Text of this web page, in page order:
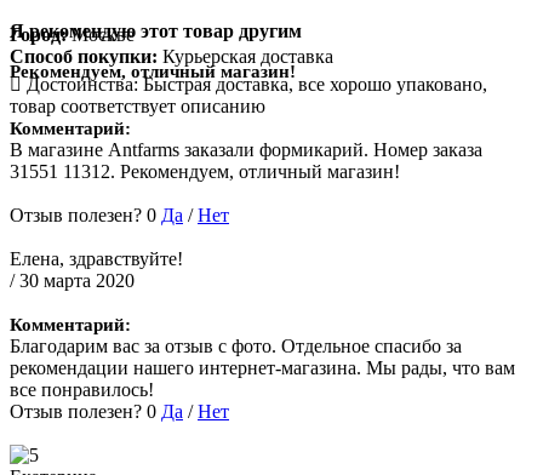
Я рекомендую этот товар другим
Город:Москве
Способ покупки: Курьерская доставка
Рекомендуем, отличный магазин!
Достоинства:Быстрая доставка, все хорошо упаковано,
товар соответствует описанию
Комментарий:
В магазине Antfarms заказали формикарий. Номер заказа
31551 11312. Рекомендуем, отличный магазин!
Отзыв полезен? 0 Да /Нет
Елена, здравствуйте!
/ 30 марта 2020
Комментарий:
Благодарим вас за отзыв с фото. Отдельное спасибо за
рекомендации нашего интернет-магазина. Мы рады, что вам
все понравилось!
Отзыв полезен? 0 Да /Нет